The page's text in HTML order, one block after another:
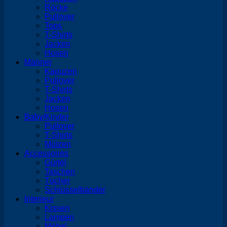
Röcke
Pullover
Tops
T-Shirts
Jacken
Hosen
Männer
Kapuzen
Pullover
T-Shirts
Jacken
Hosen
Baby/Kinder
Pullover
T-Shirts
Mützen
Accessoires
Gürtel
Taschen
Tücher
Schlüsselbänder
Interieur
Kissen
Lampen